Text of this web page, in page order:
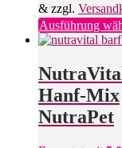
& zzgl.
Ausführung
Hanf-Mix
NutraPet